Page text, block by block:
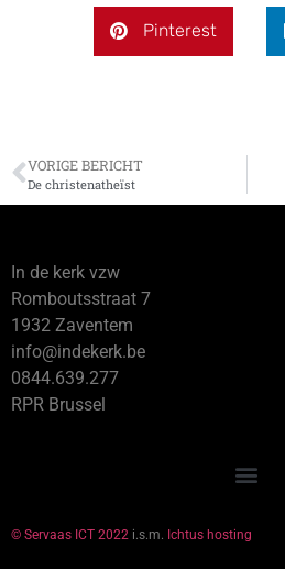
Pinterest
VORIGE BERICHT
De christenatheïst
In de kerk vzw
Romboutsstraat 7
1932 Zaventem
info@indekerk.be
0844.639.277
RPR Brussel
© Servaas ICT 2022 i.s.m. Ichtus hosting